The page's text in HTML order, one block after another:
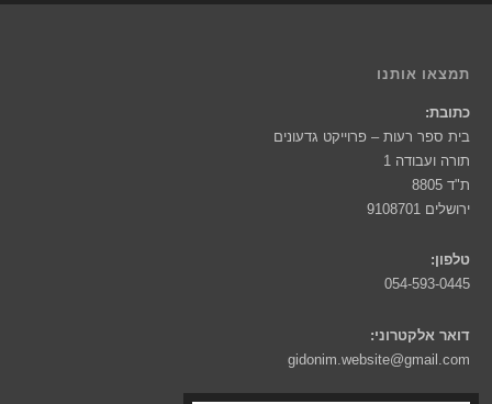
תמצאו אותנו
כתובת:
בית ספר רעות – פרוייקט גדעונים
תורה ועבודה 1
ת"ד 8805
ירושלים 9108701
טלפון:
054-593-0445
דואר אלקטרוני:
gidonim.website@gmail.com